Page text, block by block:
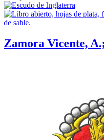
Zamora Vicente,